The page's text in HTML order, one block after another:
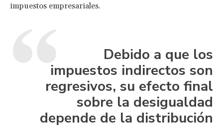
impuestos empresariales.
Debido a que los
impuestos indirectos son
regresivos, su efecto final
sobre la desigualdad
depende de la distribución